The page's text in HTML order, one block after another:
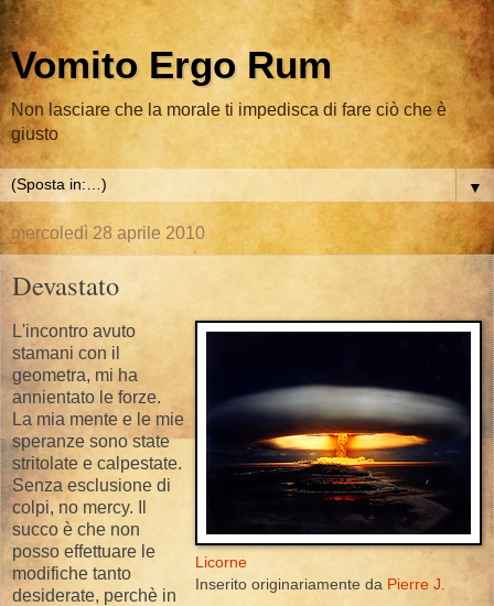
Vomito Ergo Rum
Non lasciare che la morale ti impedisca di fare ciò che è
giusto
▼
mercoledì 28 aprile 2010
Devastato
Licorne
Inserito originariamente da Pierre J.
L'incontro avuto
stamani con il
geometra, mi ha
annientato le forze.
La mia mente e le mie
speranze sono state
stritolate e calpestate.
Senza esclusione di
colpi, no mercy. Il
succo è che non
posso effettuare le
modifiche tanto
desiderate, perchè in